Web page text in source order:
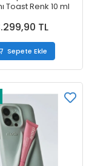
Toast Renk 10 ml
TL
Sepete Ekle